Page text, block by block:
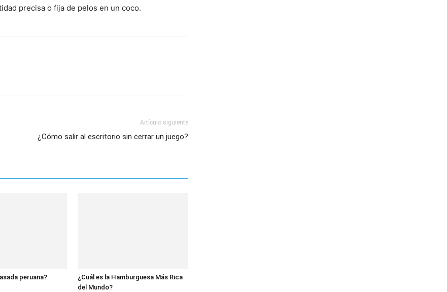
precisa o fija de pelos en un coco.
Artículo siguiente
¿Cómo salir al escritorio sin cerrar un juego?
peruana?
¿Cuál es la Hamburguesa Más Rica
del Mundo?